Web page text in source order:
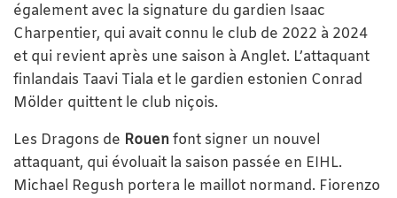
également avec la signature du gardien Isaac
Charpentier, qui avait connu le club de 2022 à 2024
et qui revient après une saison à Anglet. L’attaquant
finlandais Taavi Tiala et le gardien estonien Conrad
Mölder quittent le club niçois.
Les Dragons de Rouenfont signer un nouvel
attaquant, qui évoluait la saison passée en EIHL.
Michael Regush portera le maillot normand. Fiorenzo